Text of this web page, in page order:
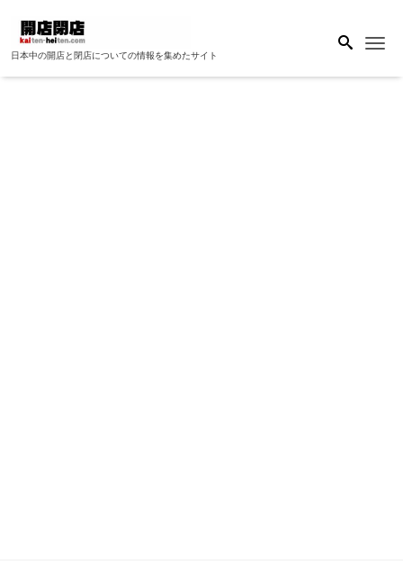
日本中の開店と閉店についての情報を集めたサイト